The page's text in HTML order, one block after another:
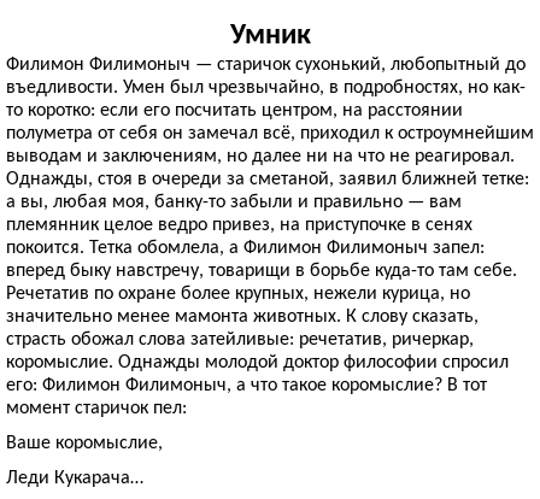
Умник
Филимон Филимоныч — старичок сухонький, любопытный до
въедливости. Умен был чрезвычайно, в подробностях, но как-
то коротко: если его посчитать центром, на расстоянии
полуметра от себя он замечал всё, приходил к остроумнейшим
выводам и заключениям, но далее ни на что не реагировал.
Однажды, стоя в очереди за сметаной, заявил ближней тетке:
а вы, любая моя, банку-то забыли и правильно — вам
племянник целое ведро привез, на приступочке в сенях
покоится. Тетка обомлела, а Филимон Филимоныч запел:
вперед быку навстречу, товарищи в борьбе куда-то там себе.
Речетатив по охране более крупных, нежели курица, но
значительно менее мамонта животных. К слову сказать,
страсть обожал слова затейливые: речетатив, ричеркар,
коромыслие. Однажды молодой доктор философии спросил
его: Филимон Филимоныч, а что такое коромыслие? В тот
момент старичок пел:
Ваше коромыслие,
Леди Кукарача…